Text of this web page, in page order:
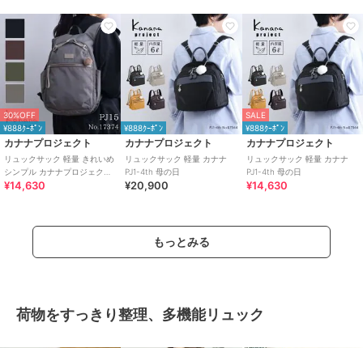
30%OFF
¥888ｸｰﾎﾟﾝ
カナナプロジェクト
リュックサック 軽量 きれいめ
シンプル カナナプロジェクト
PJ-15 17374
¥14,630
¥888ｸｰﾎﾟﾝ
カナナプロジェクト
リュックサック 軽量 カナナ
PJ1-4th 母の日
¥20,900
SALE
¥888ｸｰﾎﾟﾝ
カナナプロジェクト
リュックサック 軽量 カナナ
PJ1-4th 母の日
¥14,630
もっとみる
荷物をすっきり整理、多機能リュック